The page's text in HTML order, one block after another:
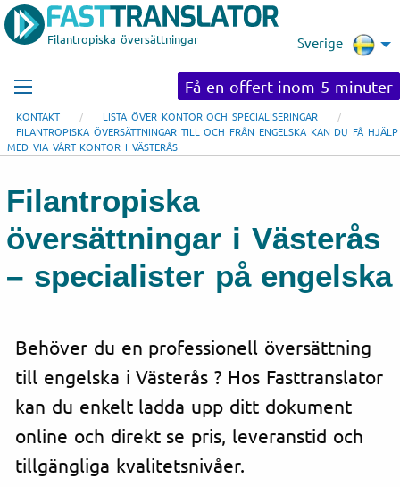
Filantropiska översättningar Sverige
Få en offert inom 5 minuter
KONTAKT
LISTA ÖVER KONTOR OCH SPECIALISERINGAR
FILANTROPISKA ÖVERSÄTTNINGAR TILL OCH FRÅN ENGELSKA KAN DU FÅ HJÄLP
MED VIA VÅRT KONTOR I VÄSTERÅS
Filantropiska
översättningar i Västerås
– specialister på engelska
Behöver du en professionell översättning
till engelska i Västerås ? Hos Fasttranslator
kan du enkelt ladda upp ditt dokument
online och direkt se pris, leveranstid och
tillgängliga kvalitetsnivåer.